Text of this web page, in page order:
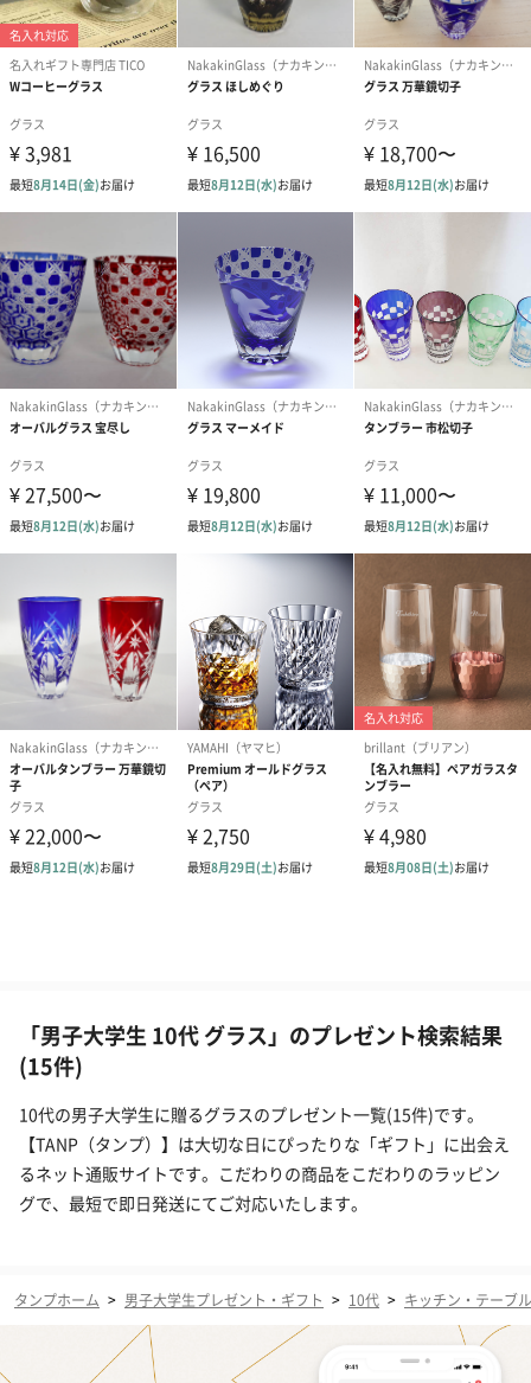
「男子大学生 10代 グラス」のプレゼント検索結果
(15件)
10代の男子大学生に贈るグラスのプレゼント一覧(15件)です。
【TANP（タンプ）】は大切な日にぴったりな「ギフト」に出会え
るネット通販サイトです。こだわりの商品をこだわりのラッピン
グで、最短で即日発送にてご対応いたします。
タンプホーム > 男子大学生プレゼント・ギフト > 10代 > キッチン・テーブ